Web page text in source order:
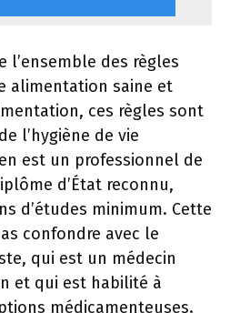
l’ensemble des règles
alimentation saine et
ces règles sont
l’hygiène de vie
est un professionnel de
d’État reconnu,
d’études minimum. Cette
confondre avec le
qui est un médecin
et qui est habilité à
médicamenteuses.